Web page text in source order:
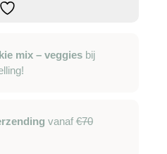
mix – veggies bij
vanaf€70